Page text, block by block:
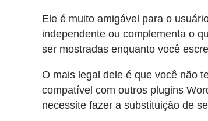
Ele é muito amigável para o
independente ou complementa o
ser mostradas enquanto você
O mais legal dele é que você não
compatível com outros plugins
necessite fazer a substituição de